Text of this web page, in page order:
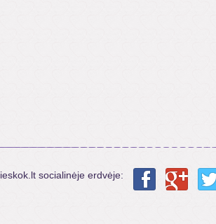
ieskok.lt socialinėje erdvėje: